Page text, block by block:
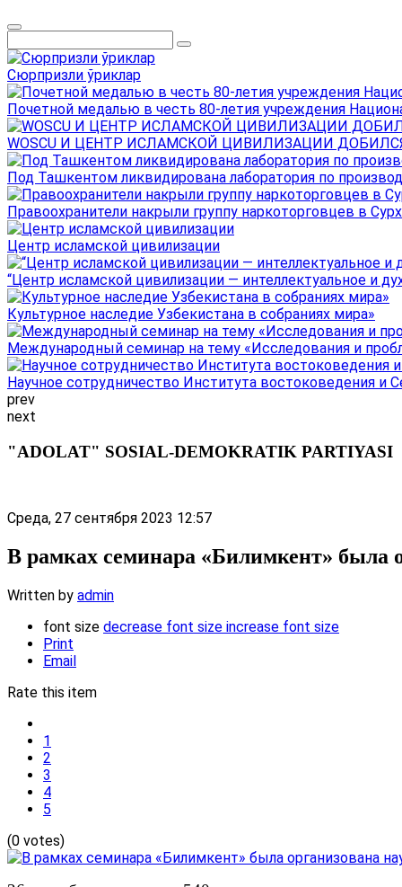
Сюрпризли ўриклар
Почетной медалью в честь 80-летия учреждения
WOSCU И ЦЕНТР ИСЛАМСКОЙ ЦИВИЛИЗАЦИИ
Под Ташкентом ликвидирована лаборатория по
Правоохранители накрыли группу наркоторговцев в
Центр исламской цивилизации
“Центр исламской цивилизации — интеллектуальное и
Культурное наследие Узбекистана в собраниях мира»
Международный семинар на тему «Исследования и
Научное сотрудничество Института востоковедения и
prev
next
"ADOLAT" SOSIAL-DEMOKRATIK PARTIYASI
Среда, 27 сентября 2023 12:57
В рамках семинара «Билимкент» была
Written by admin
font size decrease font size increase font size
Print
Email
Rate this item
1
2
3
4
5
(0 votes)